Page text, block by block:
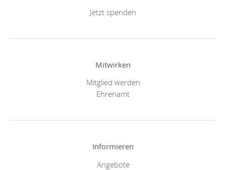
Jetzt spenden
Mitwirken
Mitglied werden
Ehrenamt
Informieren
Angebote